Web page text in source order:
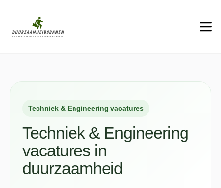
Techniek & Engineering vacatures
Techniek & Engineering
vacatures in
duurzaamheid